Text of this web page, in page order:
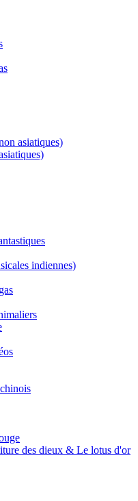
asiatiques)
indiennes)
des dieux & Le lotus d'or